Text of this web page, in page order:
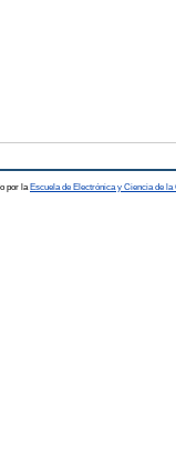
por la Escuela de Electrónica y Ciencia de la